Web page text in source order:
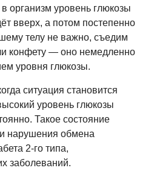
организм уровень глюкозы
вверх, а потом постепенно
телу не важно, съедим
конфету — оно немедленно
уровня глюкозы.
ситуация становится
уровень глюкозы
Такое состояние
нарушения обмена
2-го типа,
заболеваний.